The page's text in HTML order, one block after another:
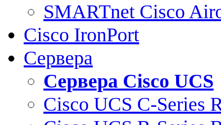
SMARTnet Cisco
Cisco IronPort
Сервера
Сервера Cisco UCS
Cisco UCS C-Series